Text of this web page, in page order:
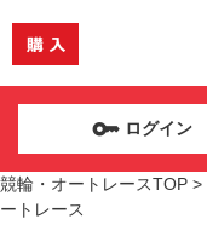
ログイン
競輪・オートレースTOP >
ートレース